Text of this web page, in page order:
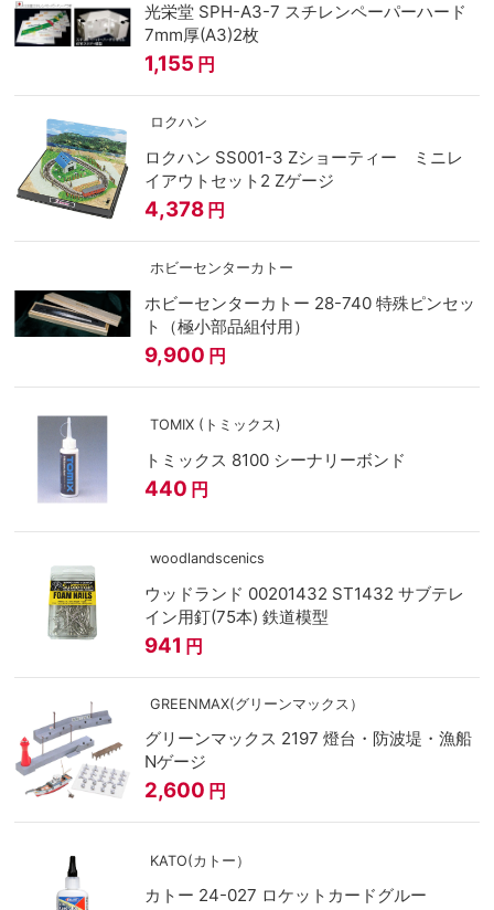
光栄堂 SPH-A3-7 スチレンペーパーハード
7mm厚(A3)2枚
1,155 円
ロクハン
ロクハン SS001-3 Zショーティー ミニレ
イアウトセット2 Zゲージ
4,378 円
ホビーセンターカトー
ホビーセンターカトー 28-740 特殊ピンセッ
ト（極小部品組付用）
9,900 円
TOMIX (トミックス)
トミックス 8100 シーナリーボンド
440 円
woodlandscenics
ウッドランド 00201432 ST1432 サブテレ
イン用釘(75本) 鉄道模型
941 円
GREENMAX(グリーンマックス）
グリーンマックス 2197 燈台・防波堤・漁船
Nゲージ
2,600 円
KATO(カトー）
カトー 24-027 ロケットカードグルー